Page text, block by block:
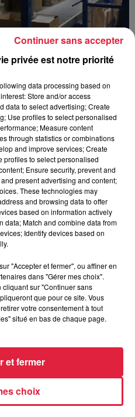
privée est notre priorité
data processing based on
Store and/or access
data to select advertising; Create
Use profiles to select personalised
Measure content
through statistics or combinations
and improve services; Create
profiles to select personalised
Ensure security, prevent and
present advertising and content;
These technologies may
and browsing data to offer
based on information actively
data; Match and combine data from
Identify devices based on
"Accepter et fermer", ou affiner en
dans "Gérer mes choix".
sur "Continuer sans
que pour ce site. Vous
votre consentement à tout
situé en bas de chaque page.
choix
et fermer
Continuer sans accepter